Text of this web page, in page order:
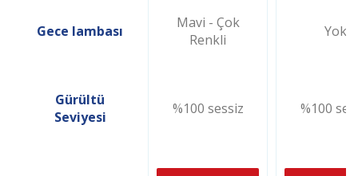
Gece lambası
Mavi - Çok
Renkli
Yok
Gürültü
Seviyesi
%100 sessiz %100